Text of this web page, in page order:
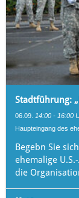
Stadtführung:
06.09. 14:00 - 16:00
Haupteingang des
Begebn Sie
ehemalige
die